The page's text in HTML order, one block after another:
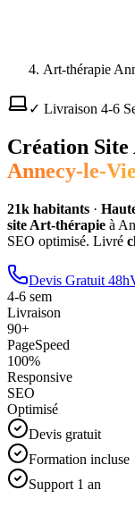
Art-thérapie
✓ Livraison 4-6
Création Site
Annecy-le-
21k habitants ·
site Art-thérapie à
SEO optimisé. Livré
Devis Gratuit 48h
4-6 sem
Livraison
90+
PageSpeed
100%
Responsive
SEO
Optimisé
Devis gratuit
Formation incluse
Support 1 an